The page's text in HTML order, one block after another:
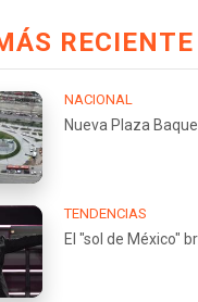
RECIENTE
NACIONAL
Nueva Plaza
TENDENCIAS
El "sol de México"